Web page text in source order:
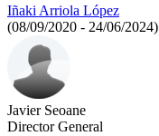
Iñaki Arriola López
(08/09/2020 - 24/06/2024)
Javier Seoane
Director General